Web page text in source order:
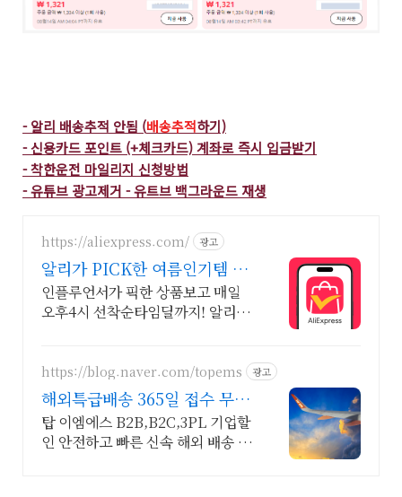
- 알리 배송추적 안됨 (배송추적하기)
- 신용카드 포인트 (+체크카드) 계좌로 즉시 입금받기
- 착한운전 마일리지 신청방법
- 유튜브 광고제거 - 유트브 백그라운드 재생
https://aliexpress.com/ 광고
알리가 PICK한 여름인기템 알
리's PICK 득템찬스!
인플루언서가 픽한 상품보고 매일
오후4시 선착순타임딜까지! 알리's
https://blog.naver.com/topems 광고
해외특급배송 365일 접수 무료
픽업 가능! 정기발송할인
탑 이엠에스 B2B,B2C,3PL 기업할
인 안전하고 빠른 신속 해외 배송 대